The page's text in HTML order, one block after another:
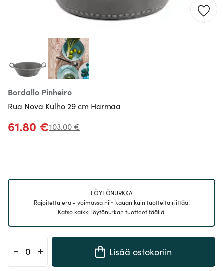
Bordallo Pinheiro
Rua Nova Kulho 29 cm Harmaa
61.80 €103.00 €
LÖYTÖNURKKA
Rajoitettu erä - voimassa niin kauan kuin tuotteita riittää!
Katso kaikki löytönurkan tuotteet täällä.
- + Lisää ostokoriin